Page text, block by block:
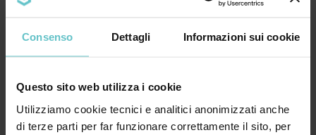
Consenso Dettagli Informazioni sui cookie
Questo sito web utilizza i cookie
Utilizziamo cookie tecnici e analitici anonimizzati anche
di terze parti per far funzionare correttamente il sito, per
catastrofale obbligatoria
Senza la polizza catastrofale, le aziende non potranno
sviluppo , dai contratti di sviluppo alle misure per
SA Finance supporta le imprese nelverificare